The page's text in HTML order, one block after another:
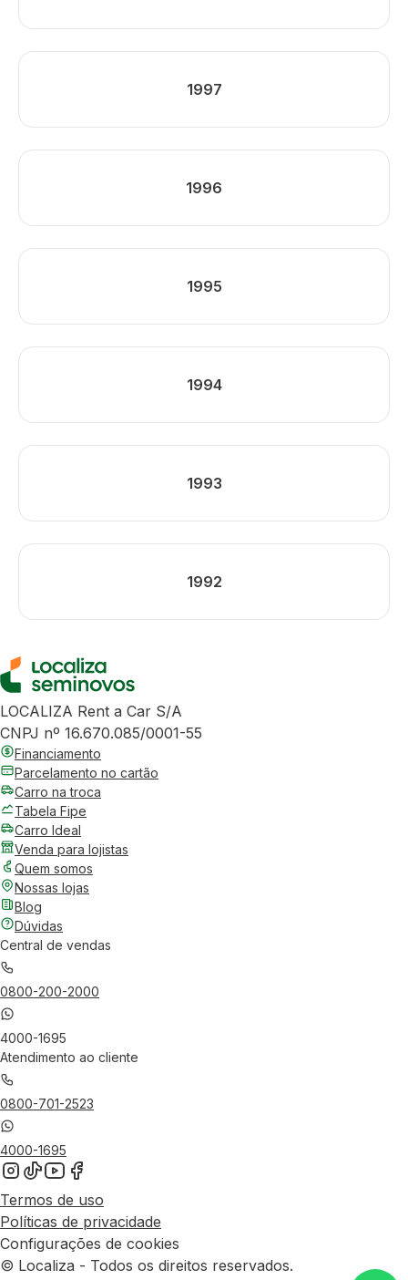
1997
1996
1995
1994
1993
1992
LOCALIZA Rent a Car S/A
CNPJ nº 16.670.085/0001-55
Financiamento
Parcelamento no cartão
Carro na troca
Tabela Fipe
Carro Ideal
Venda para lojistas
Quem somos
Nossas lojas
Blog
Dúvidas
Central de vendas
0800-200-2000
4000-1695
Atendimento ao cliente
0800-701-2523
4000-1695
Termos de uso
Políticas de privacidade
Configurações de cookies
© Localiza - Todos os direitos reservados.